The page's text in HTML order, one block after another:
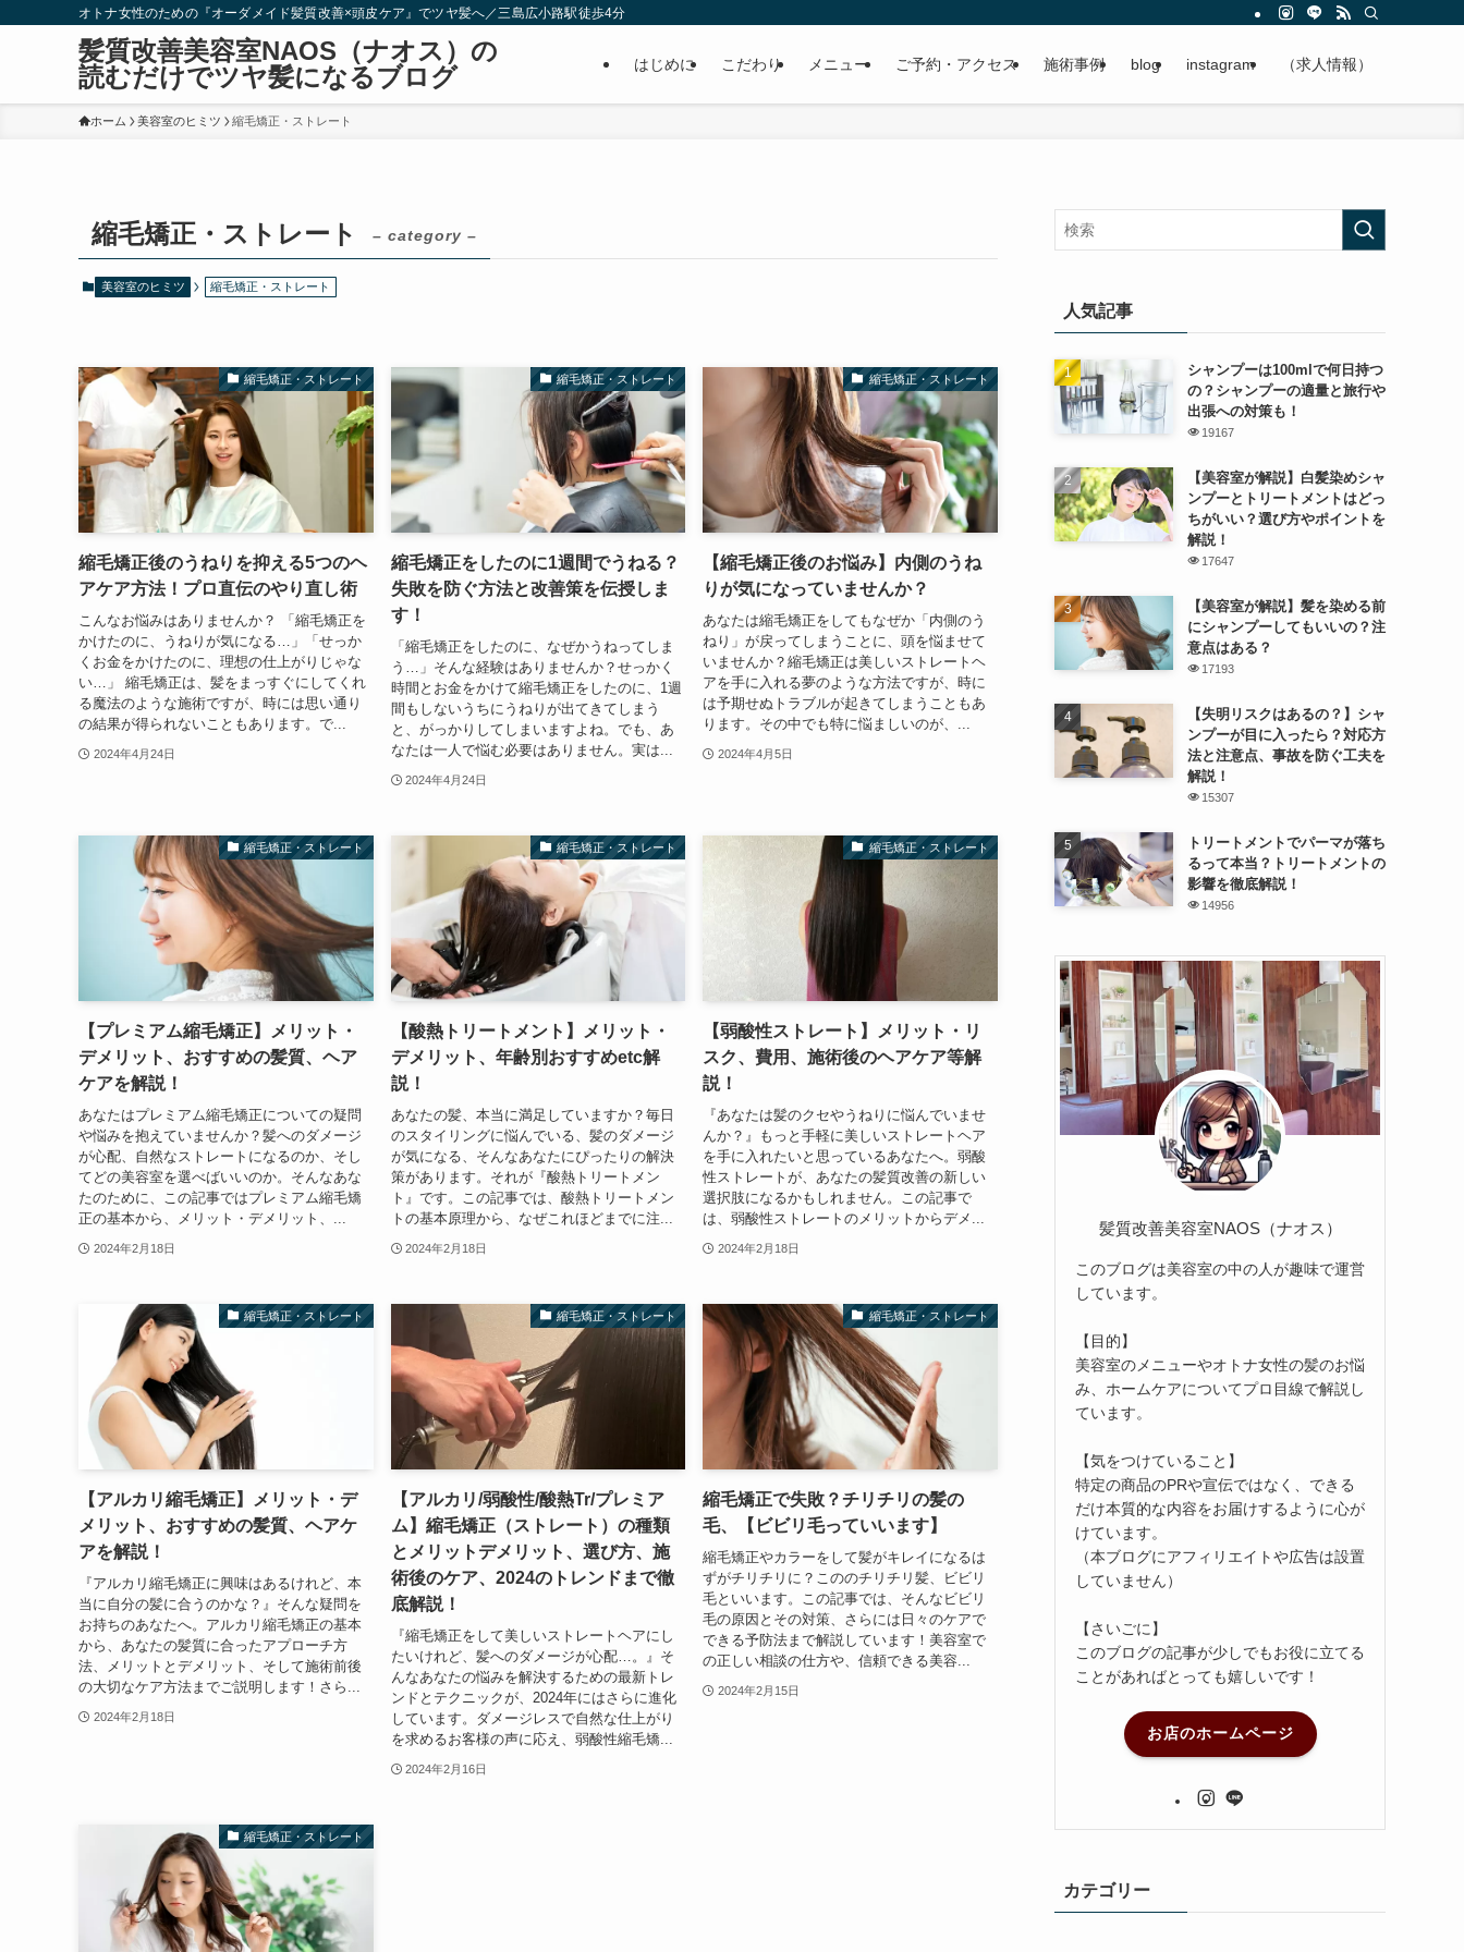
オトナ女性のための『オーダメイド髪質改善×頭皮ケア』でツヤ髪へ／三島広小路駅徒歩4分
髪質改善美容室NAOS（ナオス）の
読むだけでツヤ髪になるブログ
はじめに こだわり メニュー ご予約・アクセス 施術事例 blog instagram （求人情報）
ホーム 美容室のヒミツ 縮毛矯正・ストレート
縮毛矯正・ストレート – category –
美容室のヒミツ 縮毛矯正・ストレート
縮毛矯正・ストレート
縮毛矯正後のうねりを抑える5つのヘ
アケア方法！プロ直伝のやり直し術
こんなお悩みはありませんか？ 「縮毛矯正を
かけたのに、うねりが気になる…」「せっか
くお金をかけたのに、理想の仕上がりじゃな
い…」 縮毛矯正は、髪をまっすぐにしてくれ
る魔法のような施術ですが、時には思い通り
の結果が得られないこともあります。で...
2024年4月24日
縮毛矯正・ストレート
縮毛矯正をしたのに1週間でうねる？
失敗を防ぐ方法と改善策を伝授しま
す！
「縮毛矯正をしたのに、なぜかうねってしま
う…」そんな経験はありませんか？せっかく
時間とお金をかけて縮毛矯正をしたのに、1週
間もしないうちにうねりが出てきてしまう
と、がっかりしてしまいますよね。でも、あ
なたは一人で悩む必要はありません。実は...
2024年4月24日
縮毛矯正・ストレート
【縮毛矯正後のお悩み】内側のうね
りが気になっていませんか？
あなたは縮毛矯正をしてもなぜか「内側のう
ねり」が戻ってしまうことに、頭を悩ませて
いませんか？縮毛矯正は美しいストレートヘ
アを手に入れる夢のような方法ですが、時に
は予期せぬトラブルが起きてしまうこともあ
ります。その中でも特に悩ましいのが、...
2024年4月5日
縮毛矯正・ストレート
【プレミアム縮毛矯正】メリット・
デメリット、おすすめの髪質、ヘア
ケアを解説！
あなたはプレミアム縮毛矯正についての疑問
や悩みを抱えていませんか？髪へのダメージ
が心配、自然なストレートになるのか、そし
てどの美容室を選べばいいのか。そんなあな
たのために、この記事ではプレミアム縮毛矯
正の基本から、メリット・デメリット、...
2024年2月18日
縮毛矯正・ストレート
【酸熱トリートメント】メリット・
デメリット、年齢別おすすめetc解
説！
あなたの髪、本当に満足していますか？毎日
のスタイリングに悩んでいる、髪のダメージ
が気になる、そんなあなたにぴったりの解決
策があります。それが『酸熱トリートメン
ト』です。この記事では、酸熱トリートメン
トの基本原理から、なぜこれほどまでに注...
2024年2月18日
縮毛矯正・ストレート
【弱酸性ストレート】メリット・リ
スク、費用、施術後のヘアケア等解
説！
『あなたは髪のクセやうねりに悩んでいませ
んか？』もっと手軽に美しいストレートヘア
を手に入れたいと思っているあなたへ。弱酸
性ストレートが、あなたの髪質改善の新しい
選択肢になるかもしれません。この記事で
は、弱酸性ストレートのメリットからデメ...
2024年2月18日
縮毛矯正・ストレート
【アルカリ縮毛矯正】メリット・デ
メリット、おすすめの髪質、ヘアケ
アを解説！
『アルカリ縮毛矯正に興味はあるけれど、本
当に自分の髪に合うのかな？』そんな疑問を
お持ちのあなたへ。アルカリ縮毛矯正の基本
から、あなたの髪質に合ったアプローチ方
法、メリットとデメリット、そして施術前後
の大切なケア方法までご説明します！さら...
2024年2月18日
縮毛矯正・ストレート
【アルカリ/弱酸性/酸熱Tr/プレミア
ム】縮毛矯正（ストレート）の種類
とメリットデメリット、選び方、施
術後のケア、2024のトレンドまで徹
底解説！
『縮毛矯正をして美しいストレートヘアにし
たいけれど、髪へのダメージが心配…。』そ
んなあなたの悩みを解決するための最新トレ
ンドとテクニックが、2024年にはさらに進化
しています。ダメージレスで自然な仕上がり
を求めるお客様の声に応え、弱酸性縮毛矯...
2024年2月16日
縮毛矯正・ストレート
縮毛矯正で失敗？チリチリの髪の
毛、【ビビリ毛っていいます】
縮毛矯正やカラーをして髪がキレイになるは
ずがチリチリに？こののチリチリ髪、ビビリ
毛といいます。この記事では、そんなビビリ
毛の原因とその対策、さらには日々のケアで
できる予防法まで解説しています！美容室で
の正しい相談の仕方や、信頼できる美容...
2024年2月15日
縮毛矯正・ストレート
人気記事
シャンプーは100mlで何日持つ
の？シャンプーの適量と旅行や
出張への対策も！
19167
【美容室が解説】白髪染めシャ
ンプーとトリートメントはどっ
ちがいい？選び方やポイントを
解説！
17647
【美容室が解説】髪を染める前
にシャンプーしてもいいの？注
意点はある？
17193
【失明リスクはあるの？】シャ
ンプーが目に入ったら？対応方
法と注意点、事故を防ぐ工夫を
解説！
15307
トリートメントでパーマが落ち
るって本当？トリートメントの
影響を徹底解説！
14956
髪質改善美容室NAOS（ナオス）
このブログは美容室の中の人が趣味で運営
しています。
【目的】
美容室のメニューやオトナ女性の髪のお悩
み、ホームケアについてプロ目線で解説し
ています。
【気をつけていること】
特定の商品のPRや宣伝ではなく、できる
だけ本質的な内容をお届けするように心が
けています。
（本ブログにアフィリエイトや広告は設置
していません）
【さいごに】
このブログの記事が少しでもお役に立てる
ことがあればとっても嬉しいです！
お店のホームページ
カテゴリー